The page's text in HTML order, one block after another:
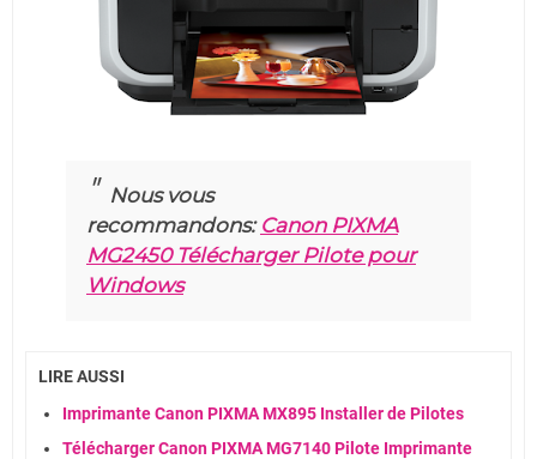
Nous vous
recommandons: Canon PIXMA
MG2450 Télécharger Pilote pour
Windows
LIRE AUSSI
Imprimante Canon PIXMA MX895 Installer de Pilotes
Télécharger Canon PIXMA MG7140 Pilote Imprimante